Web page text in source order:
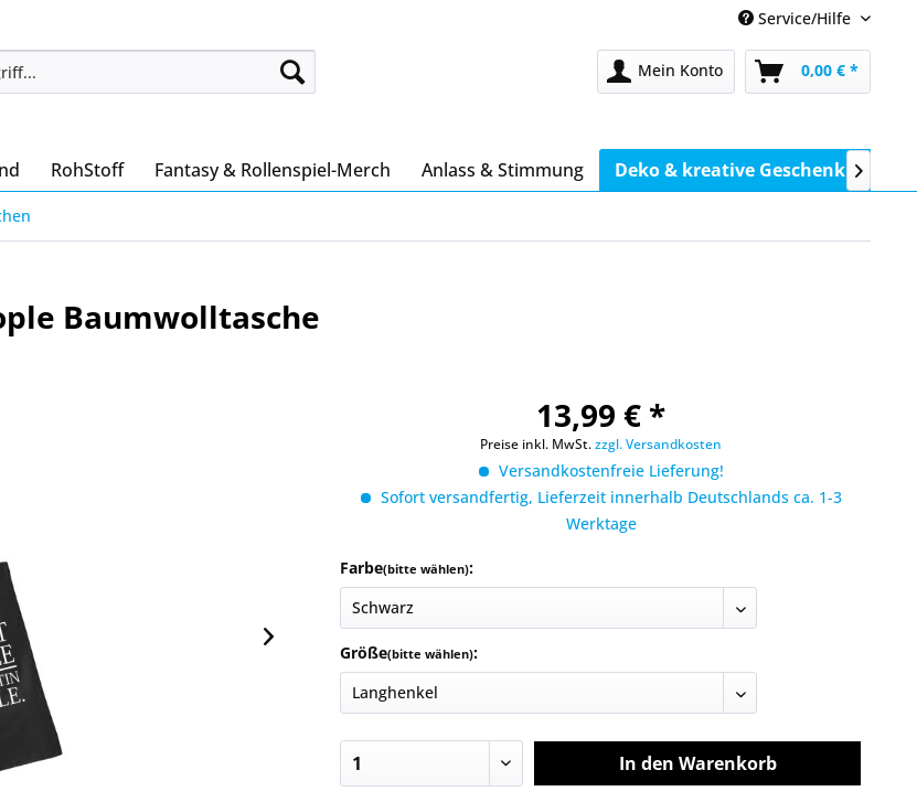
Service/Hilfe
Mein Konto 0,00 € *
RohStoff Fantasy & Rollenspiel-Merch Anlass & Stimmung Deko & kreative Geschenkideen

Baumwolltasche
13,99 € *
Preise inkl. MwSt.zzgl. Versandkosten
Versandkostenfreie Lieferung!
Sofort versandfertig, Lieferzeit innerhalb Deutschlands ca. 1-3
Werktage
Farbe(bitte wählen):
Größe(bitte wählen):
In den Warenkorb